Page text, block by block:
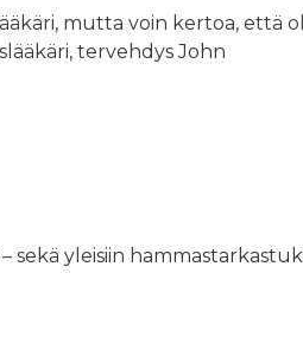
mutta voin kertoa, että
tervehdys John
sekä yleisiin